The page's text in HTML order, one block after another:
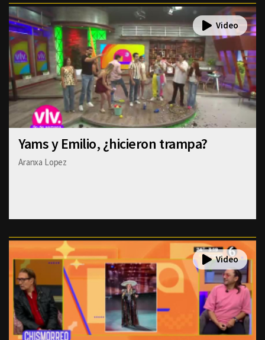
Yams y Emilio, ¿hicieron trampa?
Aranxa Lopez